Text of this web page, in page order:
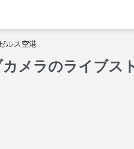
ルス空港
メラのライブス